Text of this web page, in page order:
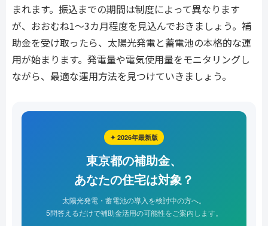
まれます。振込までの期間は制度によって異なります
が、おおむね1〜3カ月程度を見込んでおきましょう。補
助金を受け取ったら、太陽光発電と蓄電池の本格的な運
用が始まります。発電量や電気使用量をモニタリングし
ながら、最適な運用方法を見つけていきましょう。
✦ 2026年最新版
東京都の補助金、
あなたの住宅は対象？
太陽光発電・蓄電池の導入を検討中の方へ。
5問答えるだけで補助金活用の可能性をご案内します。